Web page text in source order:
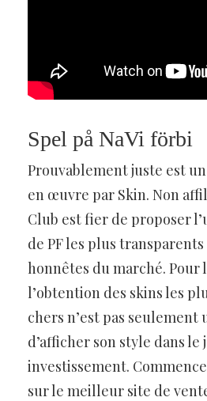
Spel på NaVi förbi
Prouvablement juste est
en œuvre par Skin. Non
Club est fier de proposer
de PF les plus
honnêtes du marché. Pour
l’obtention des skins les
chers n’est pas seulement
d’afficher son style dans le
investissement.
sur le meilleur site de